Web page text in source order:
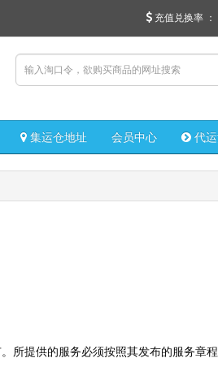
充值兑换率 ：
集运仓地址 会员中心 代
所提供的服务必须按照其发布的服务章